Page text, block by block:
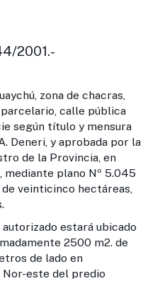
2001.-
zona de chacras,
calle pública
según título y mensura
Deneri, y aprobada por la
de la Provincia, en
mediante plano Nº 5.045
veinticinco hectáreas,
estará ubicado
2500 m2. de
de lado en
este del predio